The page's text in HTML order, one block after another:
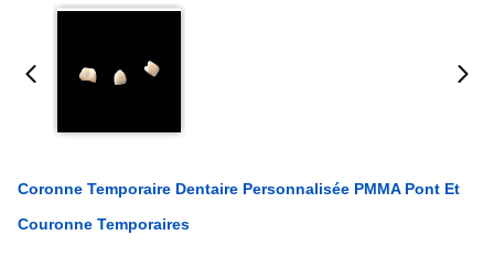
Coronne Temporaire Dentaire Personnalisée PMMA Pont Et
Couronne Temporaires